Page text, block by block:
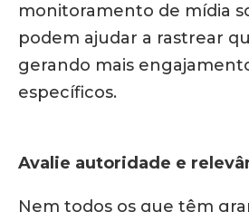
monitoramento de mídia
podem ajudar a rastrear
gerando mais
específicos.
Avalie autoridade e
Nem todos os que têm